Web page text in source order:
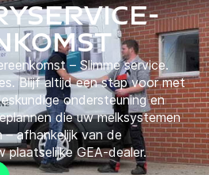
– Slimme service.
Blijf altijd een stap voor met
ondersteuning en
die uw melksystemen
afhankelijk van de
plaatselijke GEA-dealer.​